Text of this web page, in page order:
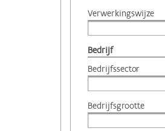
Verwerkingswijze
Bedrijf
Bedrijfssector
Bedrijfsgrootte